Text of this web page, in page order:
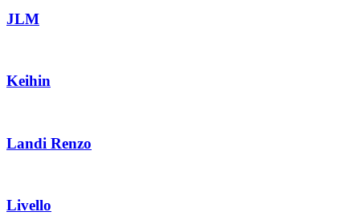
JLM
Keihin
Landi Renzo
Livello